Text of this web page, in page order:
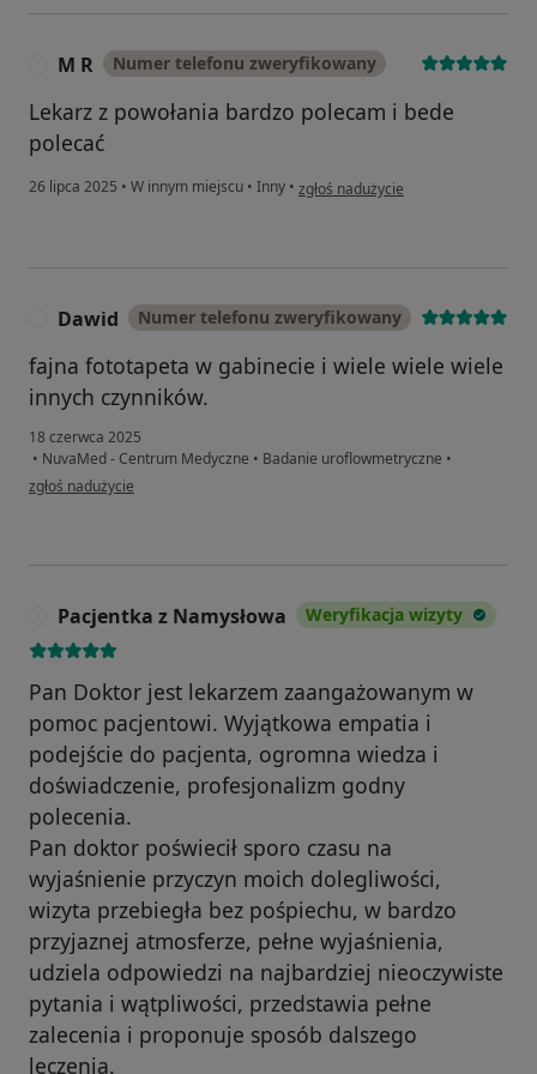
M R Numer telefonu zweryfikowany
Lekarz z powołania bardzo polecam i bede
polecać
26 lipca 2025 • W innym miejscu • Inny • w opinii użytkownika M R
zgłoś nadużycie
Dawid Numer telefonu zweryfikowany
fajna fototapeta w gabinecie i wiele wiele wiele
innych czynników.
18 czerwca 2025
• NuvaMed - Centrum Medyczne • Badanie uroflowmetryczne •
w opinii użytkownika Dawid
zgłoś nadużycie
Pacjentka z Namysłowa Weryfikacja wizyty
Pan Doktor jest lekarzem zaangażowanym w
pomoc pacjentowi. Wyjątkowa empatia i
podejście do pacjenta, ogromna wiedza i
doświadczenie, profesjonalizm godny
polecenia.
Pan doktor poświecił sporo czasu na
wyjaśnienie przyczyn moich dolegliwości,
wizyta przebiegła bez pośpiechu, w bardzo
przyjaznej atmosferze, pełne wyjaśnienia,
udziela odpowiedzi na najbardziej nieoczywiste
pytania i wątpliwości, przedstawia pełne
zalecenia i proponuje sposób dalszego
leczenia.